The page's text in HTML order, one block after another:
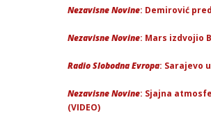
Nezavisne Novine: Demirović
Nezavisne Novine: Mars izdvojio
Radio Slobodna Evropa: Sarajevo
Nezavisne Novine: Sjajna
(VIDEO)